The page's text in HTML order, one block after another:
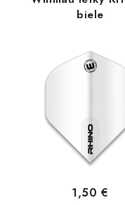
biele
1,50 €